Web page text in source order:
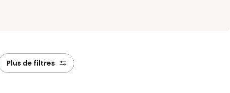
plus de filtres